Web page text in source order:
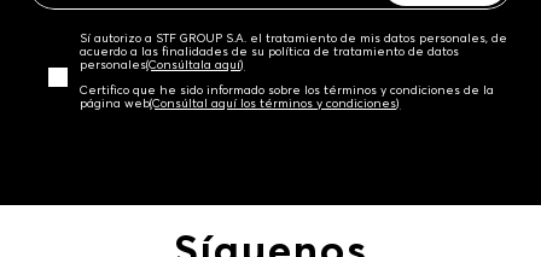
Sí autorizo a STF GROUP S.A. el tratamiento de mis datos personales, de
acuerdo a las finalidades de su política de tratamiento de datos
personales‎(Consúltala aquí)
Certifico que he sido informado sobre los términos y condiciones de la
página web‎(Consúltal aquí los términos y condiciones)